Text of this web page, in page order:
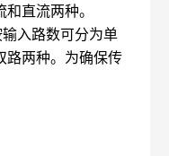
和直流两种。
入路数可分为单
路两种。为确保传